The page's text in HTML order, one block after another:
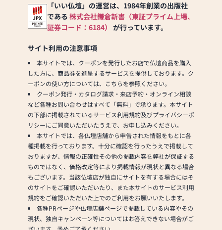
特に念珠は県内でも屈
指の品揃えで、オリジ
ナルの注文制作にもお
★入りやすい仏壇屋さ
んです★
『入りやすい仏壇屋』
を目指したお店作りを
してきました。
接客時にもできるだけ
分かりやすい説明を心
がけ、お客様の不安を
取り除けるよう努めま
す。
★お仏壇は『日本人の
心のよりどころ』★
うれしい時や悩み事が
ある時、仏様に向かい
手を合わせる。また、
一家団欒の中にお仏壇
「いい仏壇」の運営は、1984年創業の出版社
である 株式会社鎌倉新書（東証プライム上場、
証券コード：6184） が行っています。
サイト利用の注意事項
本サイトでは、クーポンを発行したお店で仏壇商品を購入
した方に、商品券を進呈するサービスを提供しております。ク
ーポンの使い方については、こちらを参照ください。
クーポン発行・カタログ請求・来店予約・オンライン相談
など各種お問い合わせはすべて「無料」で承ります。本サイト
の下部に掲載されているサービス利用規約及びプライバシーポ
リシーにご同意いただいたうえで、お申し込みください。
本サイトでは、各仏壇店舗から申告された情報をもとに各
種掲載を行っております。十分に確認を行ったうえで掲載して
おりますが、情報の正確性その他の掲載内容を弊社が保証する
ものではなく、価格改定等により掲載情報が現状と異なる場合
もございます。当該仏壇店が独自にサイトを有する場合にはそ
のサイトをご確認いただいたり、また本サイトのサービス利用
規約をご確認いただいた上でのご利用をお願いいたします。
各種PRページや仏壇店舗ページで掲載している内容やその
現状、独自キャンペーン等についてはお答えできない場合がご